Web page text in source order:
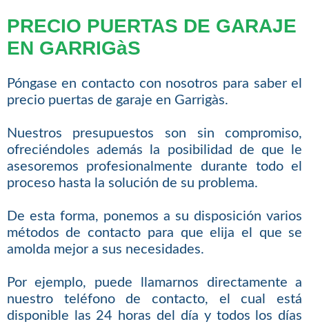
PRECIO PUERTAS DE GARAJE
EN GARRIGàS
Póngase en contacto con nosotros para saber el
precio puertas de garaje en Garrigàs.
Nuestros presupuestos son sin compromiso,
ofreciéndoles además la posibilidad de que le
asesoremos profesionalmente durante todo el
proceso hasta la solución de su problema.
De esta forma, ponemos a su disposición varios
métodos de contacto para que elija el que se
amolda mejor a sus necesidades.
Por ejemplo, puede llamarnos directamente a
nuestro teléfono de contacto, el cual está
disponible las 24 horas del día y todos los días